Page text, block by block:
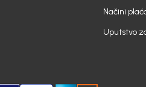
Načini
Uputstvo